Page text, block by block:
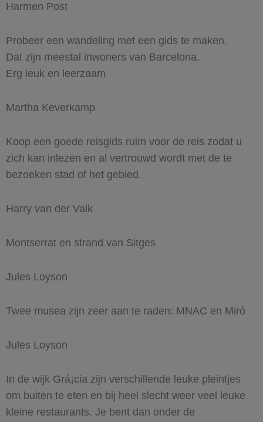
Harmen Post
Probeer een wandeling met een gids te maken.
Dat zijn meestal inwoners van Barcelona.
Erg leuk en leerzaam
Martha Keverkamp
Koop een goede reisgids ruim voor de reis zodat u
zich kan inlezen en al vertrouwd wordt met de te
bezoeken stad of het gebied.
Harry van der Valk
Montserrat en strand van Sitges
Jules Loyson
Twee musea zijn zeer aan te raden: MNAC en Miró
Jules Loyson
In de wijk Grá¡cia zijn verschillende leuke pleintjes
om buiten te eten en bij heel slecht weer veel leuke
kleine restaurants. Je bent dan onder de